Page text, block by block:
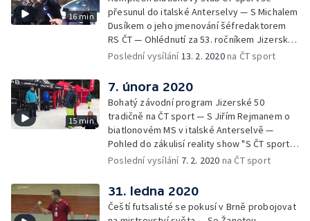
16 min
přesunul do italské Anterselvy — S Michalem
Dusíkem o jeho jmenování šéfredaktorem
RS ČT — Ohlédnutí za 53. ročníkem Jizerské
padesátky — Upoutávka na nejzajímavější
Poslední vysílání13. 2. 2020na ČT sport
15 min
7. února 2020
Bohatý závodní program Jizerské 50
tradičně na ČT sport — S Jiřím Rejmanem o
biatlonovém MS v italské Anterselvě —
Pohled do zákulisí reality show "S ČT sport
na vrchol" — Upoutávka na nejzajímavější
Poslední vysílání 7. 2. 2020 na ČT sport
31. ledna 2020
Čeští futsalisté se pokusí v Brně probojovat